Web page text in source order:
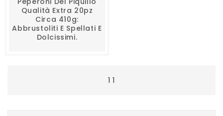
listino
Qualità Extra 20pz
Circa 410g:
Abbrustoliti E Spellati E
Dolcissimi.
1 1